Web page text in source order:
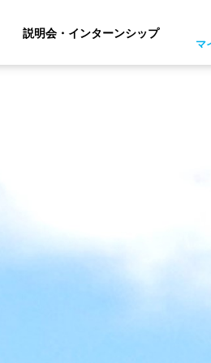
説明会・インターンシップ
マ